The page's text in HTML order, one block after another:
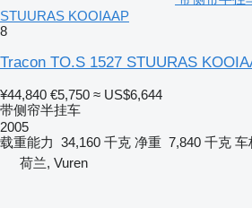
STUURAS KOOIAAP
8
Tracon TO.S 1527 STUURAS
¥44,840 €5,750 ≈ US$6,644
带侧帘半挂车
2005
载重能力 34,160 千克 净重 7,840 千克 车
荷兰, Vuren